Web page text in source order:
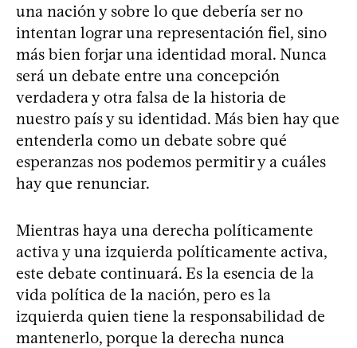
una nación y sobre lo que debería ser no
intentan lograr una representación fiel, sino
más bien forjar una identidad moral. Nunca
será un debate entre una concepción
verdadera y otra falsa de la historia de
nuestro país y su identidad. Más bien hay que
entenderla como un debate sobre qué
esperanzas nos podemos permitir y a cuáles
hay que renunciar.
Mientras haya una derecha políticamente
activa y una izquierda políticamente activa,
este debate continuará. Es la esencia de la
vida política de la nación, pero es la
izquierda quien tiene la responsabilidad de
mantenerlo, porque la derecha nunca